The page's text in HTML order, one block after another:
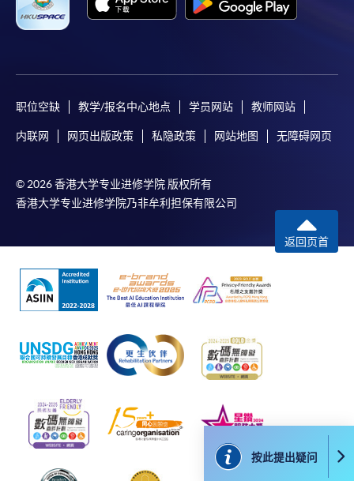
按此提出疑问
折
职位空缺 教学/报名中心地点 学员网站 教师网站
内联网 网页出版政策 私隐政策 网站地图 无障碍网页
© 2026 香港大学专业进修学院 版权所有
香港大学专业进修学院乃非牟利担保有限公司
返回页首